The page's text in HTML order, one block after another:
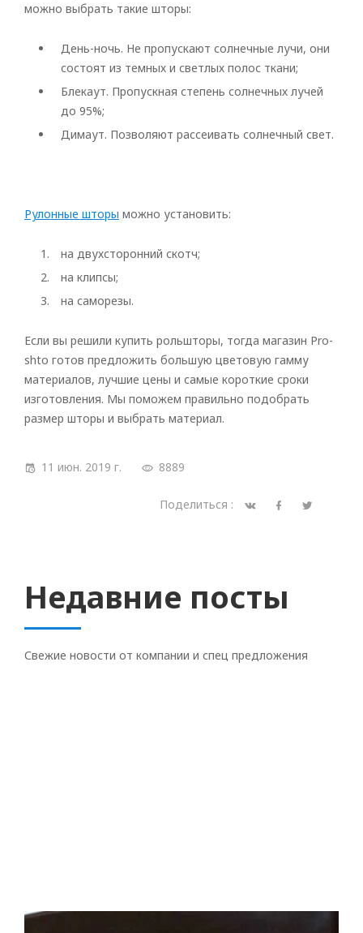
можно выбрать такие шторы:
День-ночь. Не пропускают солнечные лучи, они
состоят из темных и светлых полос ткани;
Блекаут. Пропускная степень солнечных лучей
до 95%;
Димаут. Позволяют рассеивать солнечный свет.
Рулонные шторы можно установить:
на двухсторонний скотч;
на клипсы;
на саморезы.
Если вы решили купить рольшторы, тогда магазин Pro-
shto готов предложить большую цветовую гамму
материалов, лучшие цены и самые короткие сроки
изготовления. Мы поможем правильно подобрать
размер шторы и выбрать материал.
11 июн. 2019 г. 8889
Поделиться :
Недавние посты
Свежие новости от компании и спец предложения